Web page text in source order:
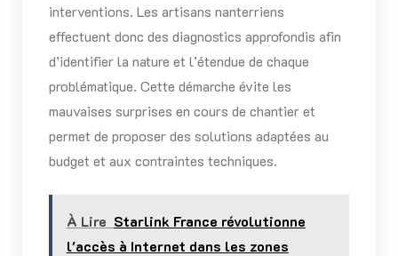
interventions. Les artisans nanterriens
effectuent donc des diagnostics approfondis afin
d’identifier la nature et l’étendue de chaque
problématique. Cette démarche évite les
mauvaises surprises en cours de chantier et
permet de proposer des solutions adaptées au
budget et aux contraintes techniques.
À Lire Starlink France révolutionne
l'accès à Internet dans les zones